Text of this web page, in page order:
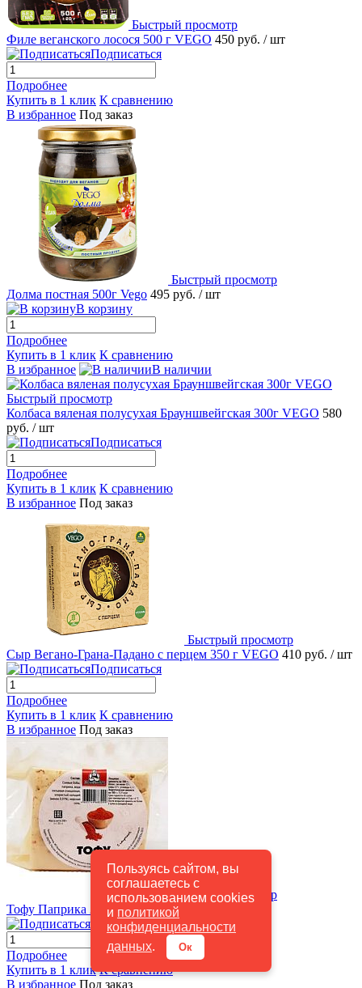
Пользуясь сайтом, вы
соглашаетесь с
использованием cookies
и политикой
конфиденциальности
данных. Ок
Быстрый просмотр
Филе веганского лосося 500 г VEGO 450 руб. / шт
Подписаться
Подробнее
Купить в 1 клик К сравнению
В избранное Под заказ
Быстрый просмотр
Долма постная 500г Vego 495 руб. / шт
В корзину
Подробнее
Купить в 1 клик К сравнению
В избранное
В наличии
Быстрый просмотр
Колбаса вяленая полусухая Брауншвейгская 300г VEGO 580
руб. / шт
Подписаться
Подробнее
Купить в 1 клик К сравнению
В избранное Под заказ
Быстрый просмотр
Сыр Вегано-Грана-Падано с перцем 350 г VEGO 410 руб. / шт
Подписаться
Подробнее
Купить в 1 клик К сравнению
В избранное Под заказ
Быстрый просмотр
Тофу Паприка 200г ВеганИваныч
Подписаться
Подробнее
Купить в 1 клик К сравнению
В избранное Под заказ